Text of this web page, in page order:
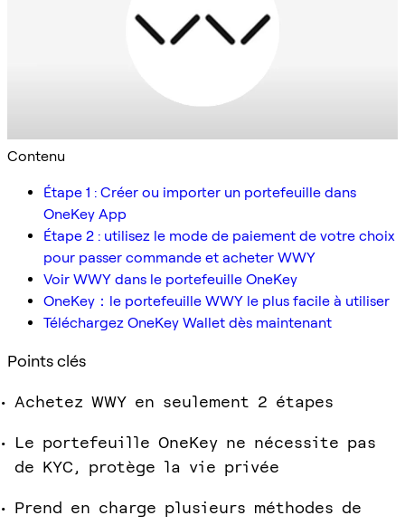
Contenu
Étape 1 : Créer ou importer un portefeuille dans
OneKey App
Étape 2 : utilisez le mode de paiement de votre choix
pour passer commande et acheter WWY
Voir WWY dans le portefeuille OneKey
OneKey：le portefeuille WWY le plus facile à utiliser
Téléchargez OneKey Wallet dès maintenant
Points clés
Achetez WWY en seulement 2 étapes
Le portefeuille OneKey ne nécessite pas
de KYC, protège la vie privée
Prend en charge plusieurs méthodes de